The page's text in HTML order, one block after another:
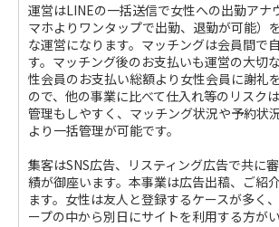
運営はLINEの一括送信で女性への出勤アナ
マホよりワンタップで出勤、退勤が可能）
な運営になります。マッチングは会員間で
す。マッチング後のお支払いも運営の大切
性会員のお支払い総額より女性会員に謝礼
ので、他の事業に比べて仕入れ等のリスク
管理もしやすく、マッチング状況や予約状
より一括管理が可能です。
集客はSNS広告、リスティング広告で共に
績が御座います。本事業は広告出稿、ご紹
ます。女性は友人と登録するケースが多く
ープの中から別日にサイトを利用する方が